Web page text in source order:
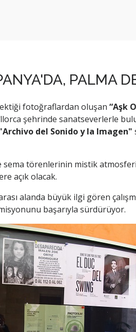
PALMA
fotoğraflardan oluşan “Aşk
şehrinde sanatseverlerle
del Sonido y la Imagen"
törenlerinin mistik
açık olacak.
alanda büyük ilgi gören
başarıyla sürdürüyor.